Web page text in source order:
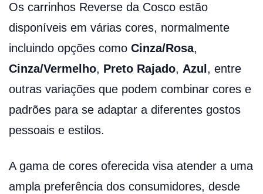
Os carrinhos Reverse da Cosco estão
disponíveis em várias cores, normalmente
incluindo opções como Cinza/Rosa,
Cinza/Vermelho, Preto Rajado, Azul , entre
outras variações que podem combinar cores e
padrões para se adaptar a diferentes gostos
pessoais e estilos.
A gama de cores oferecida visa atender a uma
ampla preferência dos consumidores, desde